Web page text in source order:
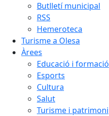
Butlletí municipal
RSS
Hemeroteca
Turisme a Olesa
Àrees
Educació i formació
Esports
Cultura
Salut
Turisme i patrimoni